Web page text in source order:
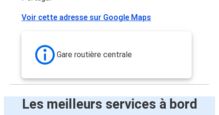
Voir cette adresse sur Google Maps
Gare routière centrale
Les meilleurs services à bord